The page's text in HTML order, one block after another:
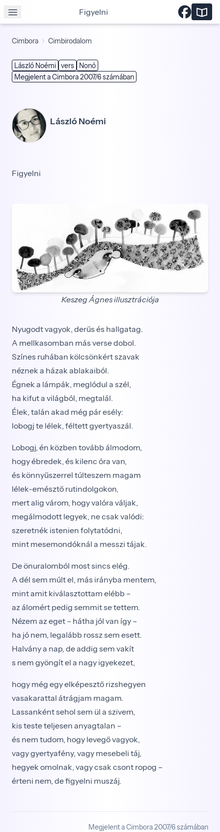
Figyelni
Cimbora Cimbirodalom
László Noémi vers
Nonó
Megjelent a Cimbora 2007/6 számában
László Noémi
Figyelni
Keszeg Ágnes illusztrációja
Nyugodt vagyok, derűs és hallgatag.
A mellkasomban más verse dobol.
Színes ruhában kölcsönkért szavak
néznek a házak ablakaiból.
Égnek a lámpák, meglódul a szél,
ha kifut a világból, megtalál.
Élek, talán akad még pár esély:
lobogj te lélek, féltett gyertyaszál.
Lobogj, én közben tovább álmodom,
hogy ébredek, és kilenc óra van,
és könnyűszerrel túlteszem magam
lélek-emésztő rutindolgokon,
mert alig várom, hogy valóra váljak,
megálmodott legyek, ne csak valódi:
szeretnék istenien folytatódni,
mint mesemondóknál a messzi tájak.
De önuralomból most sincs elég.
A dél sem múlt el, más irányba mentem,
mint amit kiválasztottam elébb –
az álomért pedig semmit se tettem.
Nézem az eget – hátha jól van így –
ha jó nem, legalább rossz sem esett.
Halvány a nap, de addig sem vakít
s nem gyöngít el a nagy igyekezet,
hogy még egy elképesztő rizshegyen
vasakarattal átrágjam magam.
Lassanként sehol sem ül a szivem,
kis teste teljesen anyagtalan –
és nem tudom, hogy levegő vagyok,
vagy gyertyafény, vagy mesebeli táj,
hegyek omolnak, vagy csak csont ropog –
érteni nem, de figyelni muszáj.
Megjelent a Cimbora 2007/6 számában